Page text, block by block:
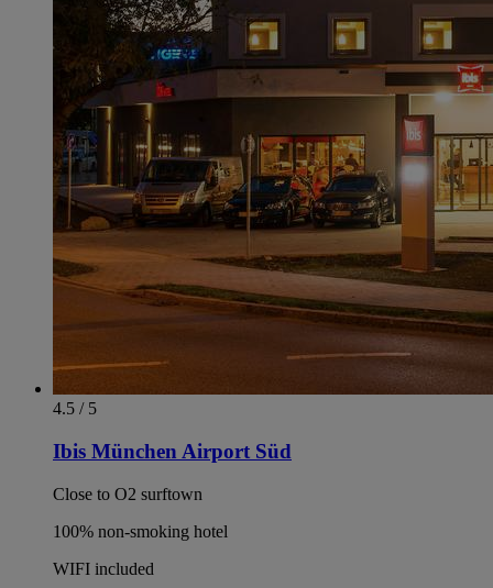
4.5 / 5
Ibis München Airport Süd
Close to O2 surftown
100% non-smoking hotel
WIFI included